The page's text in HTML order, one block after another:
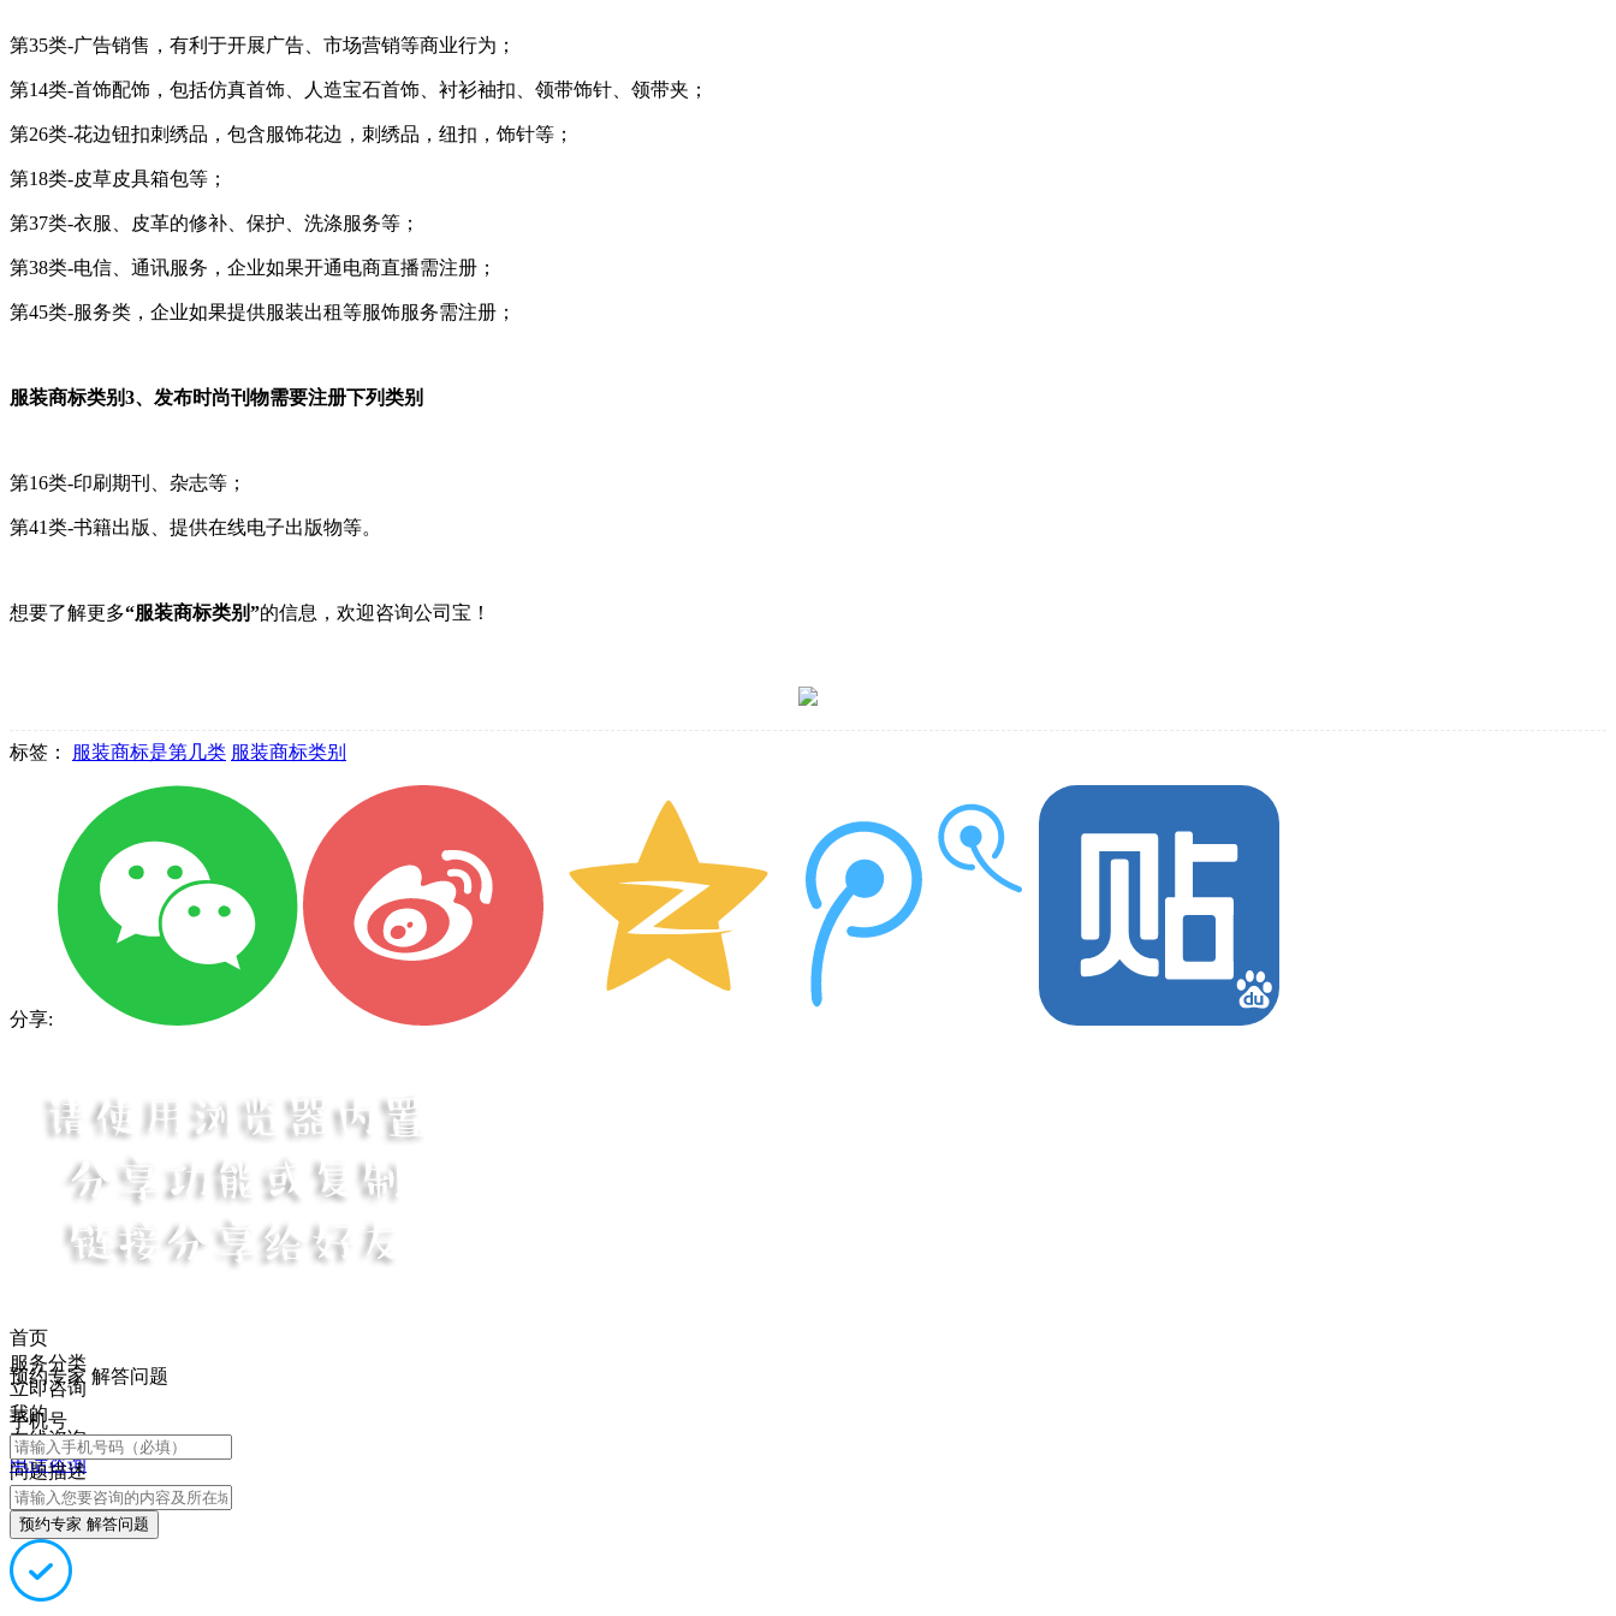
第35类-广告销售，有利于开展广告、市场营销等商业行为；
第14类-首饰配饰，包括仿真首饰、人造宝石首饰、衬衫袖扣、领带饰针、领带夹；
第26类-花边钮扣刺绣品，包含服饰花边，刺绣品，纽扣，饰针等；
第18类-皮草皮具箱包等；
第37类-衣服、皮革的修补、保护、洗涤服务等；
第38类-电信、通讯服务，企业如果开通电商直播需注册；
第45类-服务类，企业如果提供服装出租等服饰服务需注册；
服装商标类别3、发布时尚刊物需要注册下列类别
第16类-印刷期刊、杂志等；
第41类-书籍出版、提供在线电子出版物等。
想要了解更多“服装商标类别”的信息，欢迎咨询公司宝！
标签： 服装商标是第几类 服装商标类别
分享:
首页
服务分类
立即咨询
我的
在线咨询
电话咨询
预约专家 解答问题
手机号
问题描述
预约专家 解答问题